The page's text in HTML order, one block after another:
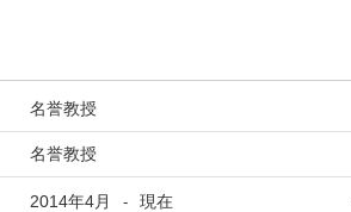
名誉教授
名誉教授
2014年4月 - 現在